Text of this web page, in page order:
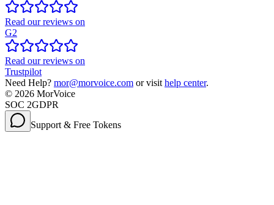
Read our reviews on
G2
Read our reviews on
Trustpilot
Need Help? mor@morvoice.com or visit help center.
© 2026 MorVoice
SOC 2GDPR
Support & Free Tokens